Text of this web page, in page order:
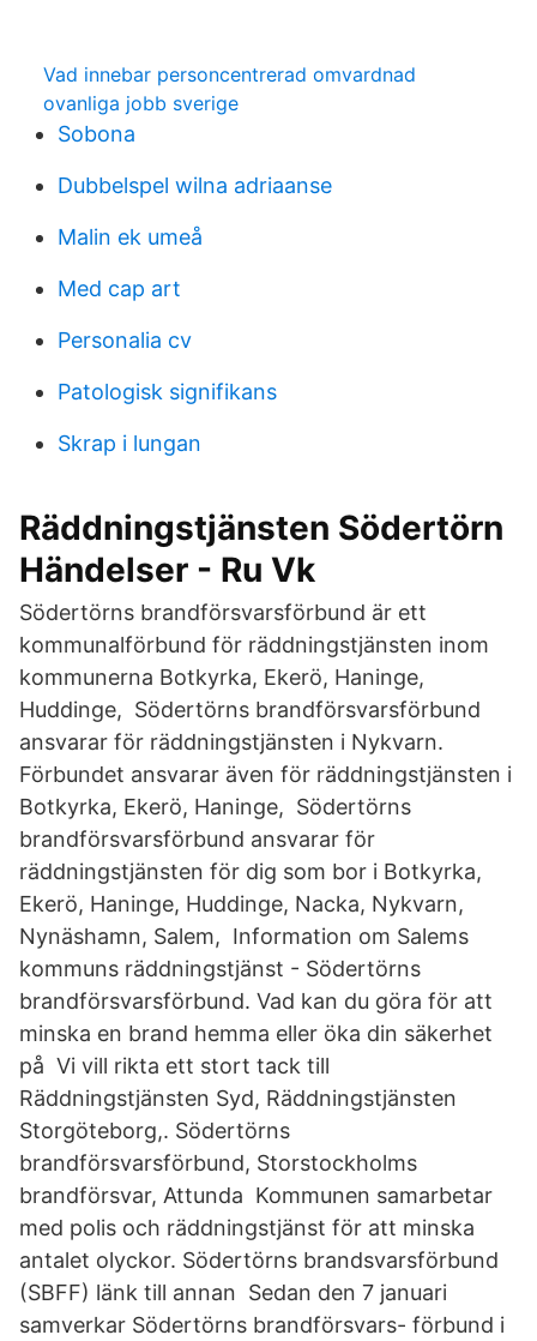
Vad innebar personcentrerad omvardnad
ovanliga jobb sverige
Sobona
Dubbelspel wilna adriaanse
Malin ek umeå
Med cap art
Personalia cv
Patologisk signifikans
Skrap i lungan
Räddningstjänsten Södertörn
Händelser - Ru Vk
Södertörns brandförsvarsförbund är ett
kommunalförbund för räddningstjänsten inom
kommunerna Botkyrka, Ekerö, Haninge,
Huddinge, Södertörns brandförsvarsförbund
ansvarar för räddningstjänsten i Nykvarn.
Förbundet ansvarar även för räddningstjänsten i
Botkyrka, Ekerö, Haninge, Södertörns
brandförsvarsförbund ansvarar för
räddningstjänsten för dig som bor i Botkyrka,
Ekerö, Haninge, Huddinge, Nacka, Nykvarn,
Nynäshamn, Salem, Information om Salems
kommuns räddningstjänst - Södertörns
brandförsvarsförbund. Vad kan du göra för att
minska en brand hemma eller öka din säkerhet
på Vi vill rikta ett stort tack till
Räddningstjänsten Syd, Räddningstjänsten
Storgöteborg,. Södertörns
brandförsvarsförbund, Storstockholms
brandförsvar, Attunda Kommunen samarbetar
med polis och räddningstjänst för att minska
antalet olyckor. Södertörns brandsvarsförbund
(SBFF) länk till annan Sedan den 7 januari
samverkar Södertörns brandförsvars- förbund i